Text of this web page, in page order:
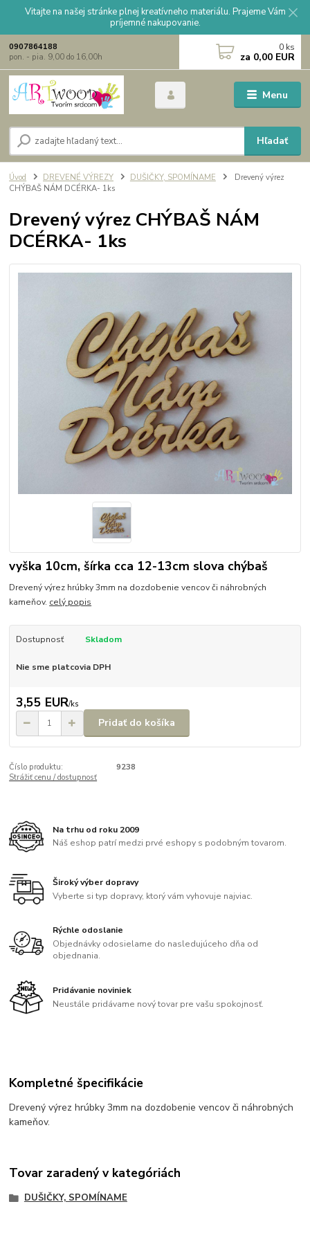
Vitajte na našej stránke plnej kreatívneho materiálu. Prajeme Vám
príjemné nakupovanie.
Menu
Hľadať
0907864188
pon. - pia. 9,00 do 16,00h
0 ks
za 0,00 EUR
Úvod DREVENÉ VÝREZY DUŠIČKY, SPOMÍNAME
Drevený výrez
CHÝBAŠ NÁM DCÉRKA- 1ks
Drevený výrez CHÝBAŠ NÁM
DCÉRKA- 1ks
vyška 10cm, šírka cca 12-13cm slova chýbaš
Drevený výrez hrúbky 3mm na dozdobenie vencov či náhrobných
kameňov. celý popis
Dostupnosť Skladom
Nie sme platcovia DPH
3,55 EUR/ks
Pridať do košíka
Číslo produktu:
9238
Strážiť cenu / dostupnosť
Na trhu od roku 2009
Náš eshop patrí medzi prvé eshopy s podobným tovarom.
Široký výber dopravy
Vyberte si typ dopravy, ktorý vám vyhovuje najviac.
Rýchle odoslanie
Objednávky odosielame do nasledujúceho dňa od
objednania.
Pridávanie noviniek
Neustále pridávame nový tovar pre vašu spokojnosť.
Kompletné špecifikácie
Drevený výrez hrúbky 3mm na dozdobenie vencov či náhrobných
kameňov.
Tovar zaradený v kategóriách
DUŠIČKY, SPOMÍNAME